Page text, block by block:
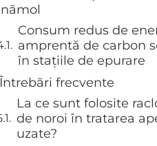
nămol
Consum redus de
amprentă de carbon
în stațiile de epurare
Întrebări frecvente
La ce sunt folosite
de noroi în tratarea
uzate?